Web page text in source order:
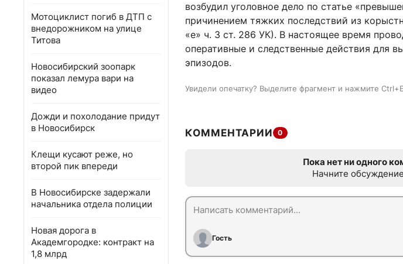
Мотоциклист погиб в ДТП с
внедорожником на улице
Титова
Новосибирский зоопарк
показал лемура вари на
видео
Дожди и похолодание придут
в Новосибирск
Клещи кусают реже, но
второй пик впереди
В Новосибирске задержали
начальника отдела полиции
Новая дорога в
Академгородке: контракт на
1,8 млрд
возбудил уголовное дело по статье
причинением тяжких последствий из
«е» ч. 3 ст. 286 УК). В настоящее время
оперативные и следственные действия для
эпизодов.
Увидели опечатку? Выделите фрагмент и нажмите
КОММЕНТАРИИ 0
Пока нет ни одного
Начните
Гость